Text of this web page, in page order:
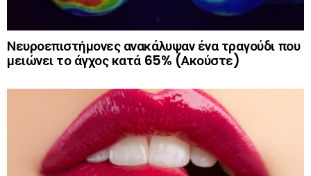
Νευροεπιστήμονες ανακάλυψαν ένα τραγούδι που
μειώνει το άγχος κατά 65% (Ακούστε)